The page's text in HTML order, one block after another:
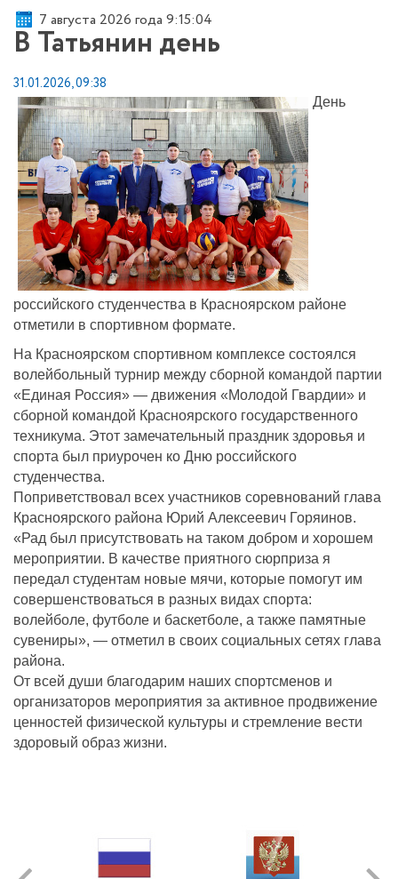
7 августа 2026 года 9:15:04
В Татьянин день
31.01.2026, 09:38
День
российского студенчества в Красноярском районе
отметили в спортивном формате.
На Красноярском спортивном комплексе состоялся
волейбольный турнир между сборной командой партии
«Единая Россия» — движения «Молодой Гвардии» и
сборной командой Красноярского государственного
техникума. Этот замечательный праздник здоровья и
спорта был приурочен ко Дню российского
студенчества.
Поприветствовал всех участников соревнований глава
Красноярского района Юрий Алексеевич Горяинов.
«Рад был присутствовать на таком добром и хорошем
мероприятии. В качестве приятного сюрприза я
передал студентам новые мячи, которые помогут им
совершенствоваться в разных видах спорта:
волейболе, футболе и баскетболе, а также памятные
сувениры», — отметил в своих социальных сетях глава
района.
От всей души благодарим наших спортсменов и
организаторов мероприятия за активное продвижение
ценностей физической культуры и стремление вести
здоровый образ жизни.